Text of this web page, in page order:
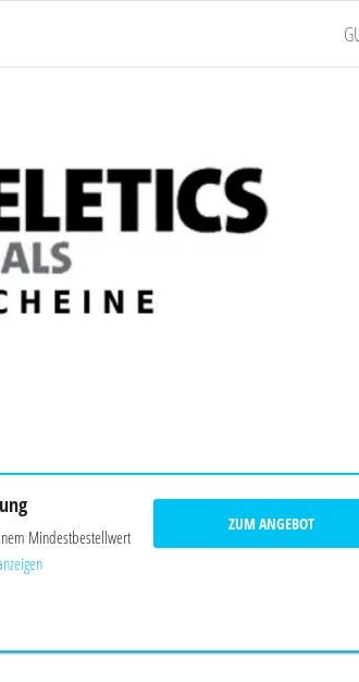
Mindestbestellwert
ZUM ANGEBOT